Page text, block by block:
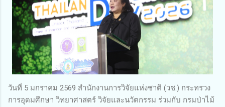
วันที่ 5 มกราคม 2569 สำนักงานการวิจัยแห่งชาติ (วช.) กระทรวง
การอุดมศึกษา วิทยาศาสตร์ วิจัยและนวัตกรรม ร่วมกับ กรมป่าไม้